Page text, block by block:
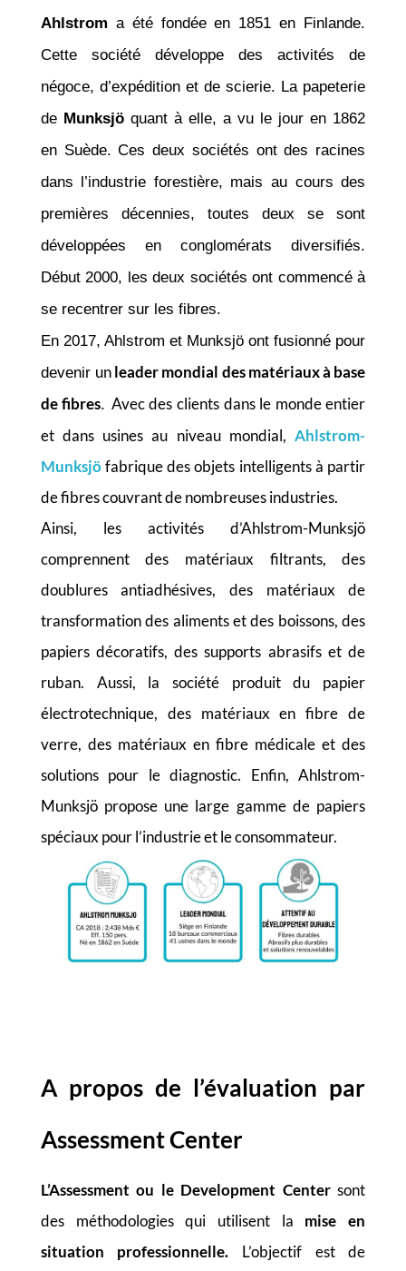
Ahlstrom a été fondée en 1851 en Finlande.
Cette société développe des activités de
négoce, d’expédition et de scierie. La papeterie
de Munksjöquant à elle, a vu le jour en 1862
en Suède. Ces deux sociétés ont des racines
dans l’industrie forestière, mais au cours des
premières décennies, toutes deux se sont
développées en conglomérats diversifiés.
Début 2000, les deux sociétés ont commencé à
se recentrer sur les fibres.
En 2017, Ahlstrom et Munksjö ont fusionné pour
devenir unleader mondial des matériaux à base
de fibres. Avec des clients dans le monde entier
et dans usines au niveau mondial,Ahlstrom-
Munksjöfabrique des objets intelligents à partir
de fibres couvrant de nombreuses industries.
Ainsi, les activités d’Ahlstrom-Munksjö
comprennent des matériaux filtrants, des
doublures antiadhésives, des matériaux de
transformation des aliments et des boissons, des
papiers décoratifs, des supports abrasifs et de
ruban. Aussi, la société produit du papier
électrotechnique, des matériaux en fibre de
verre, des matériaux en fibre médicale et des
solutions pour le diagnostic. Enfin, Ahlstrom-
Munksjö propose une large gamme de papiers
spéciaux pour l’industrie et le consommateur.
A propos de l’évaluation par
Assessment Center
L’Assessment ou le Development Centersont
des méthodologies qui utilisent la mise en
situation professionnelle. L’objectif est de